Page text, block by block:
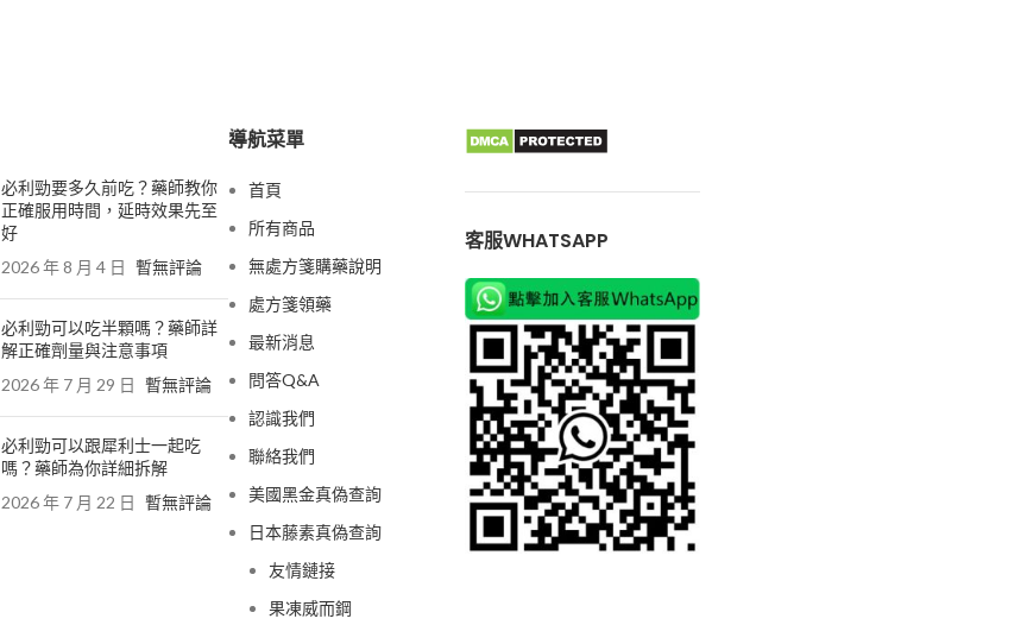
必利勁要多久前吃？藥師教你
正確服用時間，延時效果先至
好
2026 年 8 月 4 日 暫無評論
必利勁可以吃半顆嗎？藥師詳
解正確劑量與注意事項
2026 年 7 月 29 日 暫無評論
必利勁可以跟犀利士一起吃
嗎？藥師為你詳細拆解
2026 年 7 月 22 日 暫無評論
導航菜單
首頁
所有商品
無處方箋購藥說明
處方箋領藥
最新消息
問答Q&A
認識我們
聯絡我們
美國黑金真偽查詢
日本藤素真偽查詢
友情鏈接
果凍威而鋼
客服WHATSAPP